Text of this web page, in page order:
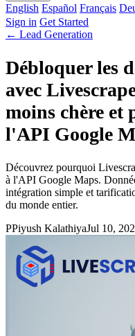
English Español Français
Sign in Get Started
← Lead Generation
Débloquer les
avec
moins chère et
l'API Google
Découvrez pourquoi
à l'API Google Maps.
intégration simple et
du monde entier.
PPiyush KalathiyaJul 10,